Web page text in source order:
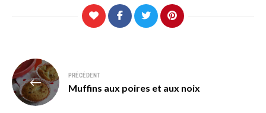
Navigation
de
l’article
PRÉCÉDENT
Muffins aux poires et aux noix